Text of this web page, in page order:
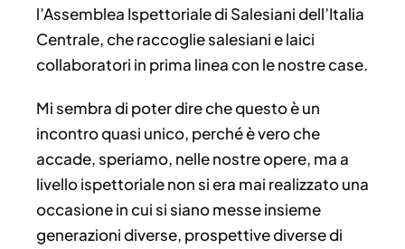
l’Assemblea Ispettoriale di Salesiani dell’Italia
Centrale, che raccoglie salesiani e laici
collaboratori in prima linea con le nostre case.
Mi sembra di poter dire che questo è un
incontro quasi unico, perché è vero che
accade, speriamo, nelle nostre opere, ma a
livello ispettoriale non si era mai realizzato una
occasione in cui si siano messe insieme
generazioni diverse, prospettive diverse di